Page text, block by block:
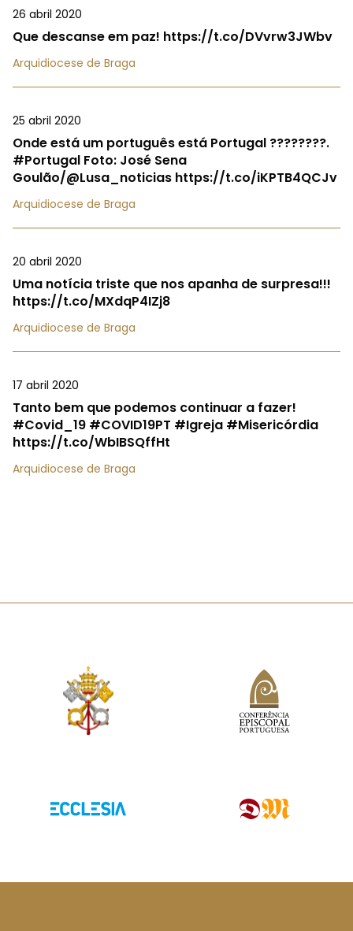
26 abril 2020
Que descanse em paz! https://t.co/DVvrw3JWbv
Arquidiocese de Braga
25 abril 2020
Onde está um português está Portugal ????????.
#Portugal Foto: José Sena
Goulão/@Lusa_noticias https://t.co/iKPTB4QCJv
Arquidiocese de Braga
20 abril 2020
Uma notícia triste que nos apanha de surpresa!!!
https://t.co/MXdqP4IZj8
Arquidiocese de Braga
17 abril 2020
Tanto bem que podemos continuar a fazer!
#Covid_19 #COVID19PT #Igreja #Misericórdia
https://t.co/WbIBSQffHt
Arquidiocese de Braga